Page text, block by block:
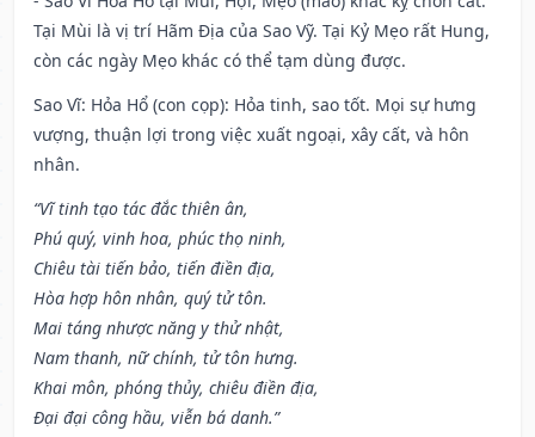
Tại Mùi là vị trí Hãm Địa của Sao Vỹ. Tại Kỷ Mẹo rất Hung,
còn các ngày Mẹo khác có thể tạm dùng được.
Sao Vĩ: Hỏa Hổ (con cọp): Hỏa tinh, sao tốt. Mọi sự hưng
vượng, thuận lợi trong việc xuất ngoại, xây cất, và hôn
nhân.
“Vĩ tinh tạo tác đắc thiên ân,
Phú quý, vinh hoa, phúc thọ ninh,
Chiêu tài tiến bảo, tiến điền địa,
Hòa hợp hôn nhân, quý tử tôn.
Mai táng nhược năng y thử nhật,
Nam thanh, nữ chính, tử tôn hưng.
Khai môn, phóng thủy, chiêu điền địa,
Đại đại công hầu, viễn bá danh.”